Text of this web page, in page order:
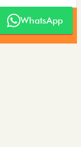
Quero agora!
WhatsApp